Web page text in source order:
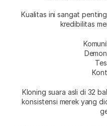
Kualitas ini sangat
kredibilitas
Kloning suara asli di 32
konsistensi merek yang